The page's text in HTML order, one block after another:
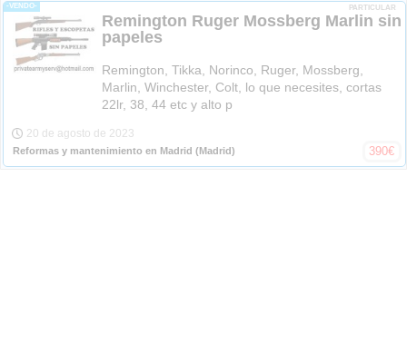
-VENDO- PARTICULAR
Remington Ruger Mossberg Marlin sin
papeles
Remington, Tikka, Norinco, Ruger, Mossberg,
Marlin, Winchester, Colt, lo que necesites, cortas
22lr, 38, 44 etc y alto p
20 de agosto de 2023
Reformas y mantenimiento en Madrid (Madrid) 390€